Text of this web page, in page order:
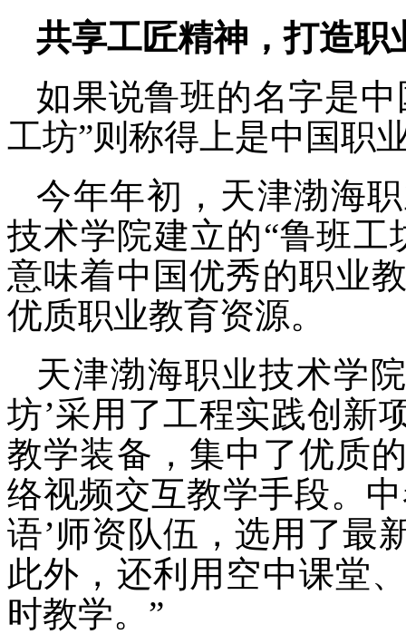
共享工匠精神，打造职
如果说鲁班的名字是
工坊”则称得上是中国职
今年年初，天津渤海
技术学院建立的“鲁班工
意味着中国优秀的职业
优质职业教育资源。
天津渤海职业技术学
坊’采用了工程实践创新
教学装备，集中了优质
络视频交互教学手段。
语’师资队伍，选用了最
此外，还利用空中课堂
时教学。”